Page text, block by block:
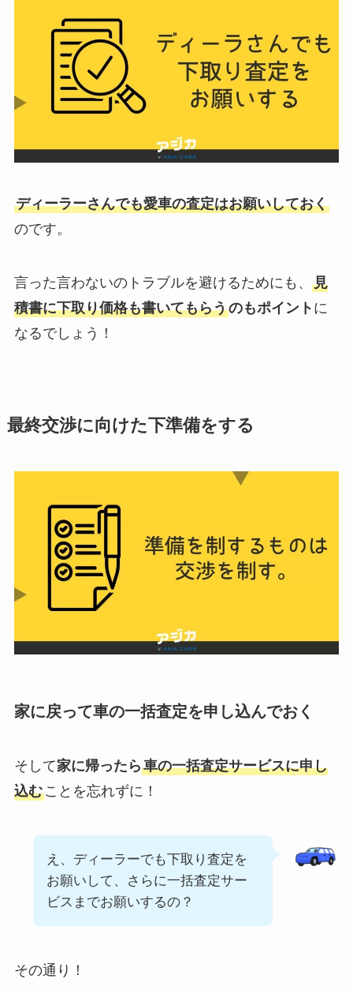
ディーラーさんでも愛車の査定はお願いしておく
のです。
言った言わないのトラブルを避けるためにも、 見
積書に下取り価格も書いてもらうのもポイント に
なるでしょう！
最終交渉に向けた下準備をする
家に戻って車の一括査定を申し込んでおく
そして家に帰ったら車の一括査定サービスに申し
込むことを忘れずに！
え、ディーラーでも下取り査定を
お願いして、さらに一括査定サー
ビスまでお願いするの？
その通り！